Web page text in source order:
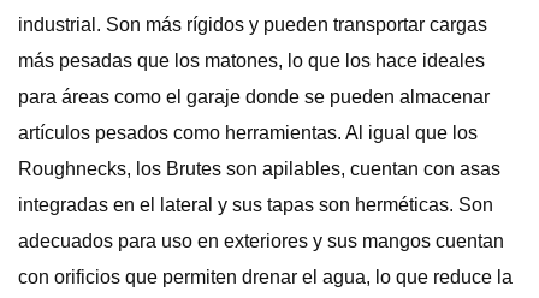
industrial. Son más rígidos y pueden transportar cargas
más pesadas que los matones, lo que los hace ideales
para áreas como el garaje donde se pueden almacenar
artículos pesados ​​como herramientas. Al igual que los
Roughnecks, los Brutes son apilables, cuentan con asas
integradas en el lateral y sus tapas son herméticas. Son
adecuados para uso en exteriores y sus mangos cuentan
con orificios que permiten drenar el agua, lo que reduce la